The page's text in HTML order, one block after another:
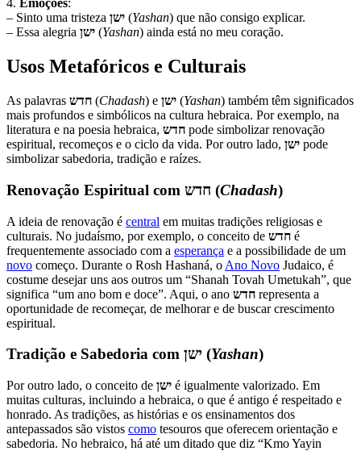
4. Emoções:
– Sinto uma tristeza ישן (Yashan) que não consigo explicar.
– Essa alegria ישן (Yashan) ainda está no meu coração.
Usos Metafóricos e Culturais
As palavras חדש (Chadash) e ישן (Yashan) também têm significados
mais profundos e simbólicos na cultura hebraica. Por exemplo, na
literatura e na poesia hebraica, חדש pode simbolizar renovação
espiritual, recomeços e o ciclo da vida. Por outro lado, ישן pode
simbolizar sabedoria, tradição e raízes.
Renovação Espiritual com חדש (Chadash)
A ideia de renovação é central em muitas tradições religiosas e
culturais. No judaísmo, por exemplo, o conceito de חדש é
frequentemente associado com a esperança e a possibilidade de um
novo começo. Durante o Rosh Hashaná, o Ano Novo Judaico, é
costume desejar uns aos outros um “Shanah Tovah Umetukah”, que
significa “um ano bom e doce”. Aqui, o ano חדש representa a
oportunidade de recomeçar, de melhorar e de buscar crescimento
espiritual.
Tradição e Sabedoria com ישן (Yashan)
Por outro lado, o conceito de ישן é igualmente valorizado. Em
muitas culturas, incluindo a hebraica, o que é antigo é respeitado e
honrado. As tradições, as histórias e os ensinamentos dos
antepassados são vistos como tesouros que oferecem orientação e
sabedoria. No hebraico, há até um ditado que diz “Kmo Yayin